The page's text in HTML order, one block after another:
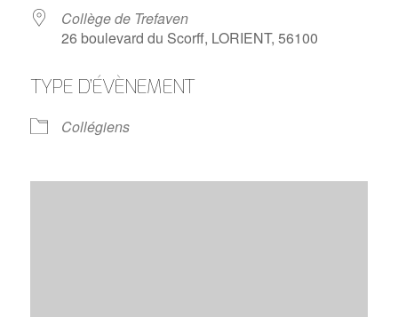
Collège de Trefaven
26 boulevard du Scorff, LORIENT, 56100
TYPE D’ÉVÈNEMENT
Collégiens